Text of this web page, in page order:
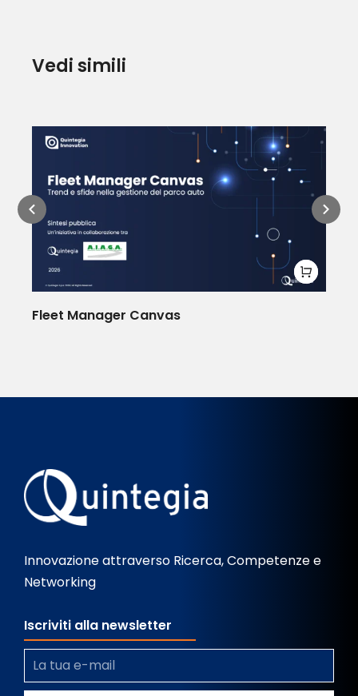
Vedi simili
Fleet Manager Canvas
Innovazione attraverso Ricerca, Competenze e
Networking
Iscriviti alla newsletter